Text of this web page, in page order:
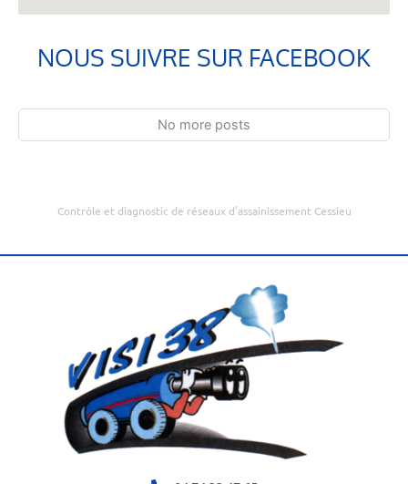
NOUS SUIVRE SUR FACEBOOK
No more posts
Contrôle et diagnostic de réseaux d’assainissement Cessieu
20 Route du Pont du Diable, 38110 Cessieu